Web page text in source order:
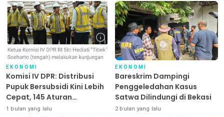
EKONOMI
Komisi IV DPR: Distribusi
Pupuk Bersubsidi Kini Lebih
Cepat, 145 Aturan
Dipangkas
1 bulan yang lalu
EKONOMI
Bareskrim Dampingi
Penggeledahan Kasus
Satwa Dilindungi di Bekasi
2 bulan yang lalu